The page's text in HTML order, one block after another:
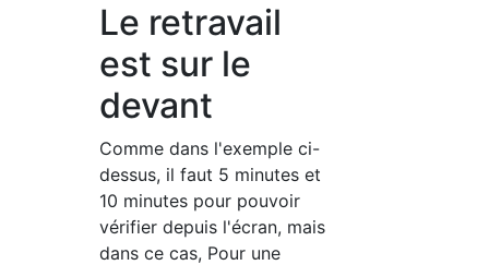
Le retravail
est sur le
devant
Comme dans l'exemple ci-
dessus, il faut 5 minutes et
10 minutes pour pouvoir
vérifier depuis l'écran, mais
dans ce cas, Pour une